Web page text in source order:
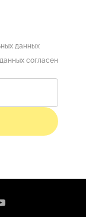
данных
согласен